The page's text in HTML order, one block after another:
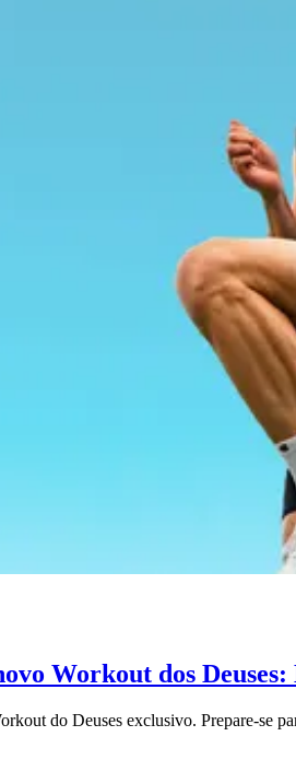
Workout dos Deuses:
do Deuses exclusivo. Prepare-se